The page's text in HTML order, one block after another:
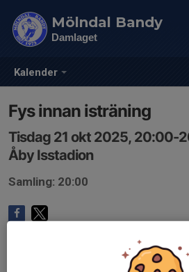
Kalender
Mölndal Bandy
Damlaget
Fys innan isträning
Tisdag 21 okt 2025, 20:00-
Åby Isstadion
Samling: 20:00